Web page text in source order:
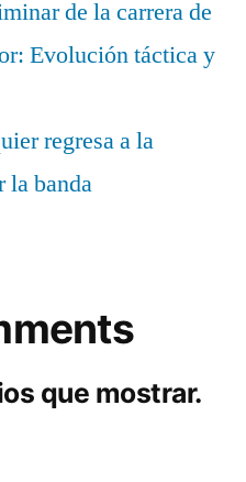
de la carrera de
Evolución táctica y
regresa a la
la banda
que mostrar.